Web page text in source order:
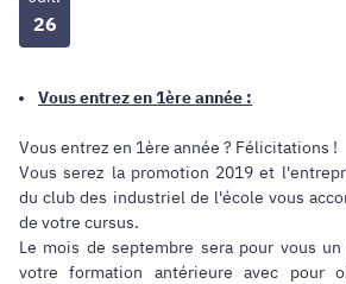
26
Vous entrez en 1ère année :
Vous entrez en 1ère année ? Félicitations !
Vous serez la promotion 2019 et
du club des industriel de l'école vous
de votre cursus.
Le mois de septembre sera pour vous
votre formation antérieure avec pour